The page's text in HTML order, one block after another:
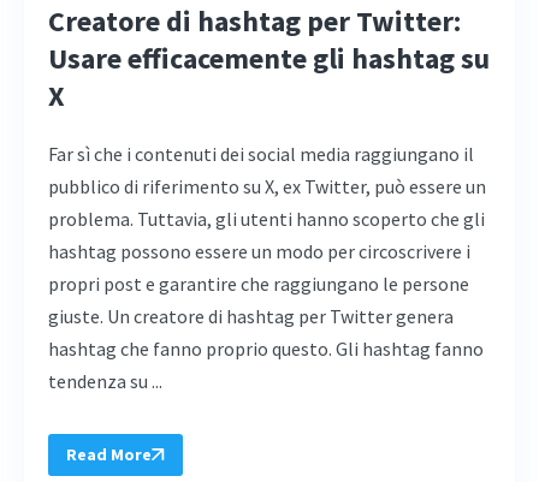
Creatore di hashtag per Twitter:
Usare efficacemente gli hashtag su
X
Far sì che i contenuti dei social media raggiungano il
pubblico di riferimento su X, ex Twitter, può essere un
problema. Tuttavia, gli utenti hanno scoperto che gli
hashtag possono essere un modo per circoscrivere i
propri post e garantire che raggiungano le persone
giuste. Un creatore di hashtag per Twitter genera
hashtag che fanno proprio questo. Gli hashtag fanno
tendenza su ...
Read More